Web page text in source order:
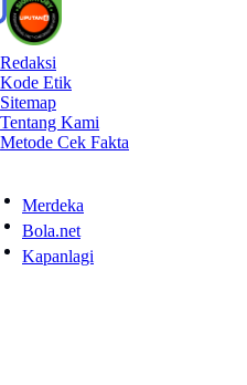
Redaksi
Kode Etik
Sitemap
Tentang Kami
Metode Cek Fakta
Merdeka
Bola.net
Kapanlagi